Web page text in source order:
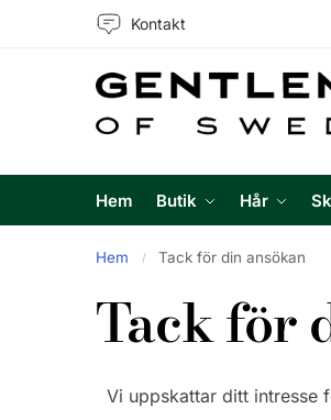
Kontakt
Hem Butik Hår
Hem / Tack för din ansökan
Tack för
Vi uppskattar ditt intresse